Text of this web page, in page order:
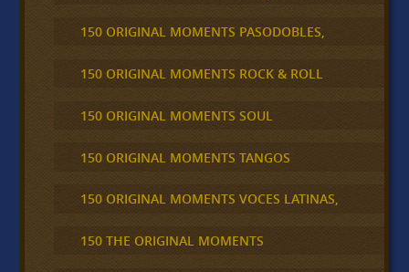
150 ORIGINAL MOMENTS PASODOBLES,
150 ORIGINAL MOMENTS ROCK & ROLL
150 ORIGINAL MOMENTS SOUL
150 ORIGINAL MOMENTS TANGOS
150 ORIGINAL MOMENTS VOCES LATINAS,
150 THE ORIGINAL MOMENTS